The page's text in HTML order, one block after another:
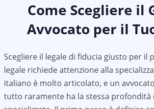
Come Scegliere il
Avvocato per il
Scegliere il legale di fiducia giusto per il
legale richiede attenzione alla
italiano è molto articolato, e un
tutto raramente ha la stessa profondità